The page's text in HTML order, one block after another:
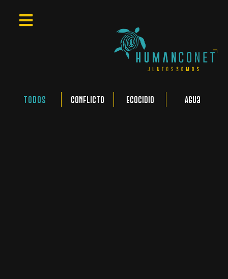
Todos Conflicto Ecocidio Agua